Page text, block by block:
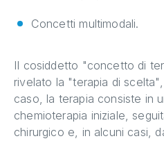
Concetti multimodali.
Il cosiddetto "concetto di
rivelato la "terapia di
caso, la terapia consiste in
chemioterapia iniziale,
chirurgico e, in alcuni casi,